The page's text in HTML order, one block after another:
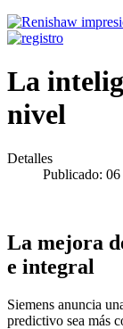
La
nivel
Detalles
Publicado:
La mejora
e integral
Siemens anuncia
predictivo sea más